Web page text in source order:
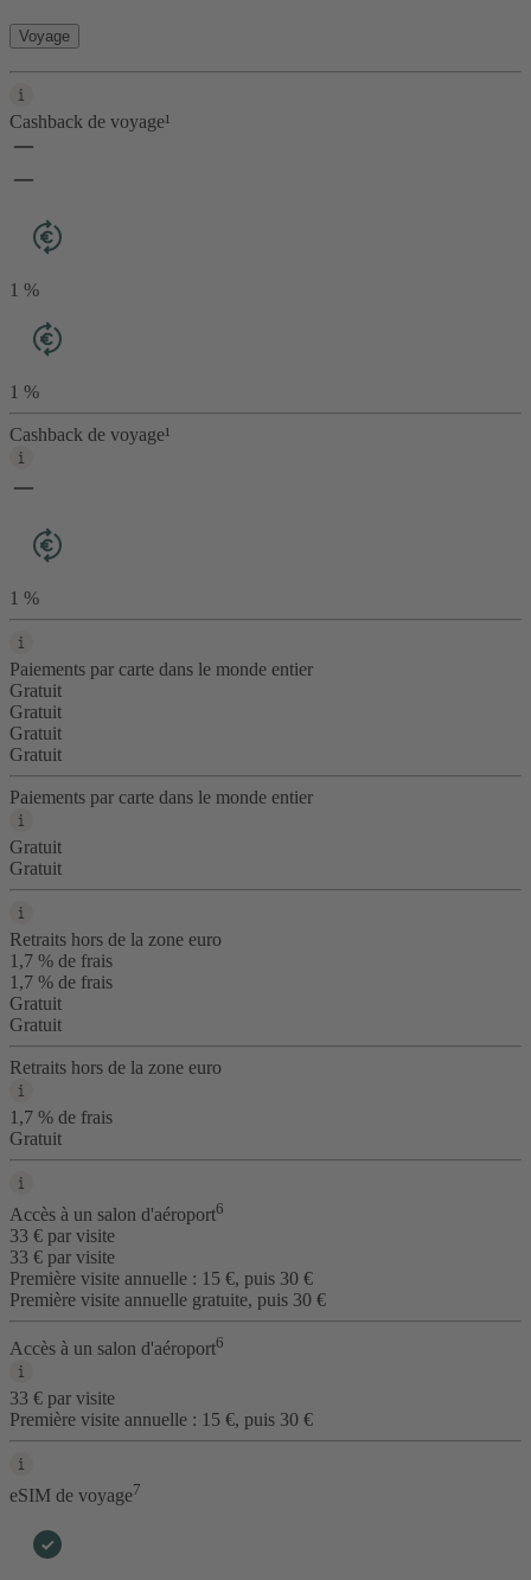
Voyage
Cashback de voyage¹
1 %
1 %
Cashback de voyage¹
1 %
Paiements par carte dans le monde entier
Gratuit
Gratuit
Gratuit
Gratuit
Paiements par carte dans le monde entier
Gratuit
Gratuit
Retraits hors de la zone euro
1,7 % de frais
1,7 % de frais
Gratuit
Gratuit
Retraits hors de la zone euro
1,7 % de frais
Gratuit
Accès à un salon d'aéroport6
33 € par visite
33 € par visite
Première visite annuelle : 15 €, puis 30 €
Première visite annuelle gratuite, puis 30 €
Accès à un salon d'aéroport6
33 € par visite
Première visite annuelle : 15 €, puis 30 €
eSIM de voyage7